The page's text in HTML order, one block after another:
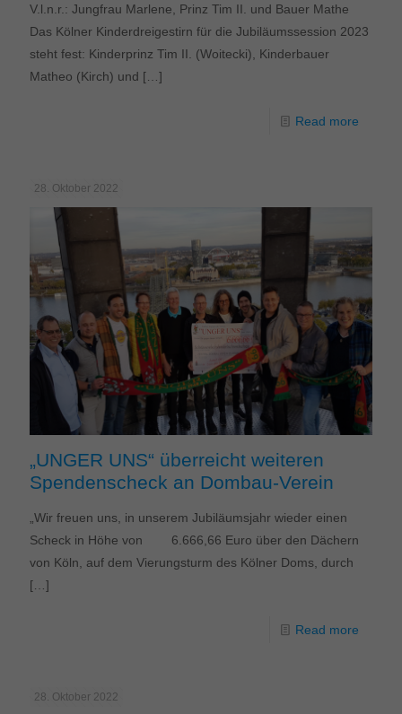
V.l.n.r.: Jungfrau Marlene, Prinz Tim II. und Bauer Mathe
Das Kölner Kinderdreigestirn für die Jubiläumssession 2023
steht fest: Kinderprinz Tim II. (Woitecki), Kinderbauer
Matheo (Kirch) und […]
Read more
28. Oktober 2022
„UNGER UNS“ überreicht weiteren
Spendenscheck an Dombau-Verein
„Wir freuen uns, in unserem Jubiläumsjahr wieder einen
Scheck in Höhe von 6.666,66 Euro über den Dächern
von Köln, auf dem Vierungsturm des Kölner Doms, durch
[…]
Read more
28. Oktober 2022